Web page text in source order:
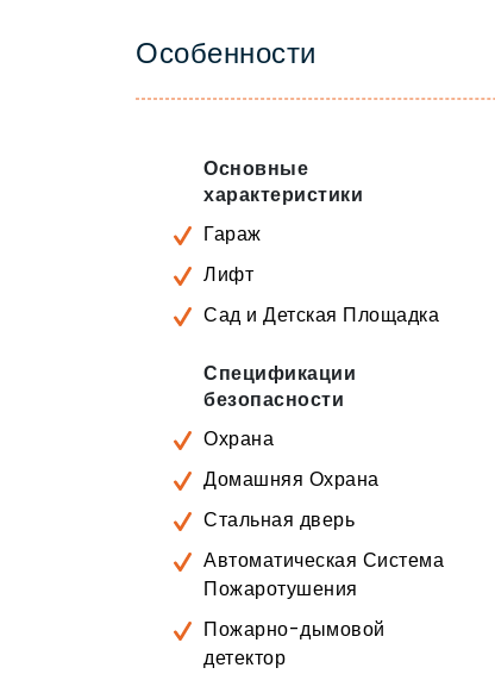
Особенности
Основные
характеристики
Гараж
Лифт
Сад и Детская Площадка
Спецификации
безопасности
Охрана
Домашняя Охрана
Стальная дверь
Автоматическая Система
Пожаротушения
Пожарно-дымовой
детектор